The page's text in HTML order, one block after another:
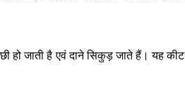
जाती है एवं दाने सिकुड़ जाते हैं। यह